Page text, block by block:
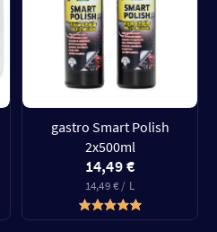
gastro Smart Polish
2x500ml
14,49 €
14,49 € / L